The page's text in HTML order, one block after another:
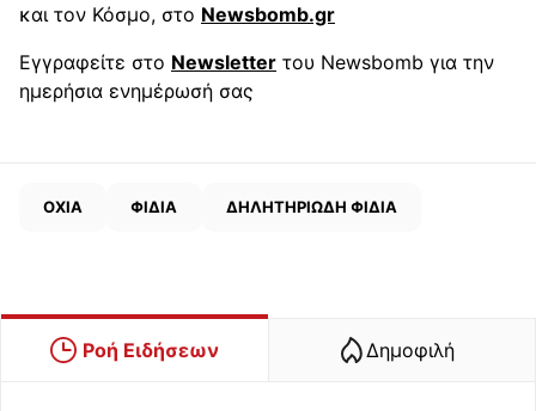
και τον Κόσμο, στο Newsbomb.gr
Εγγραφείτε στο Newsletter του Newsbomb για την
ημερήσια ενημέρωσή σας
ΟΧΙΑ ΦΙΔΙΑ ΔΗΛΗΤΗΡΙΩΔΗ ΦΙΔΙΑ
Ροή Ειδήσεων Δημοφιλή